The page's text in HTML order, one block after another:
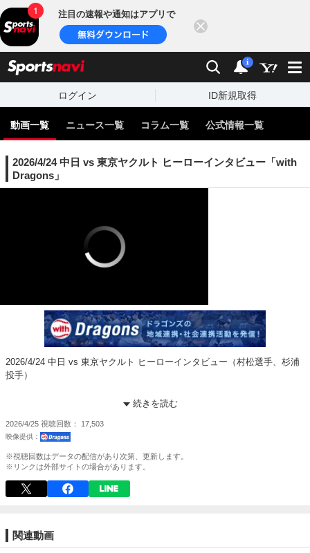
注目の速報や通知はアプリで
検索 通知
i
ログイン ID新規取得
動画一覧 ニュース一覧 コラム一覧 公式情報一覧
2026/4/24 中日 vs 東京ヤクルト ヒーローインタビュー「with
Dragons」
2026/4/24 中日 vs 東京ヤクルト ヒーローインタビュー（村松選手、杉浦
投手）
【読むヒーローインタビュー】「with Dragons」
sub_confirmation=1
ヒーローインタビューをYouTube動画で楽しんでいただけます。インタビ
ューの音声は「字幕」ボタンを押すと「文字化」されますので、聴覚に障
がいのある方にも楽しんでいただけます。
https://store.line.me/stickershop/author/20797/ja
----------------------------------
続きを読む
2026/4/25 視聴回数 17,503
※視聴回数はデータの配信があり次第、更新します。
※リンクは外部サイトの場合があります。
関連動画